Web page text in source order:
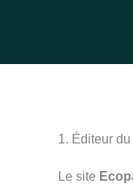
1. Éditeur du
Le site